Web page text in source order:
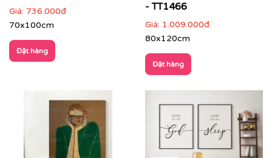
Văn phòng, phòng họp lãnh đạo: thể hiện tư duy
sáng tạo và chuyên nghiệp
Giá: 736.000đ
70x100cm
Đặt hàng
- TT1466
Giá: 1.009.000đ
80x120cm
Đặt hàng